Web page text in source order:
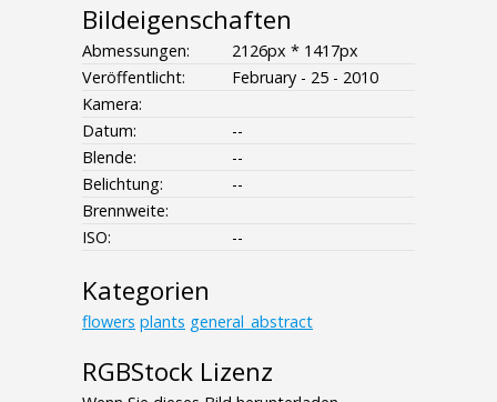
Bildeigenschaften
Abmessungen:
2126px * 1417px
Veröffentlicht:
February - 25 - 2010
Kamera:
Datum:
--
Blende:
--
Belichtung:
--
Brennweite:
ISO:
--
Kategorien
flowers plants general_abstract
RGBStock Lizenz